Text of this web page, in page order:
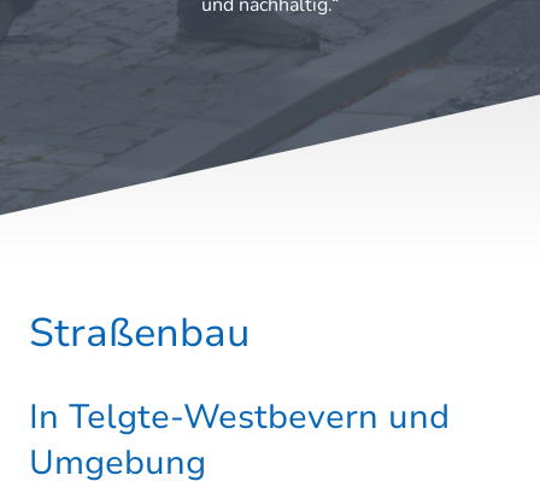
und nachhaltig.“
Straßenbau
In Telgte-Westbevern und
Umgebung